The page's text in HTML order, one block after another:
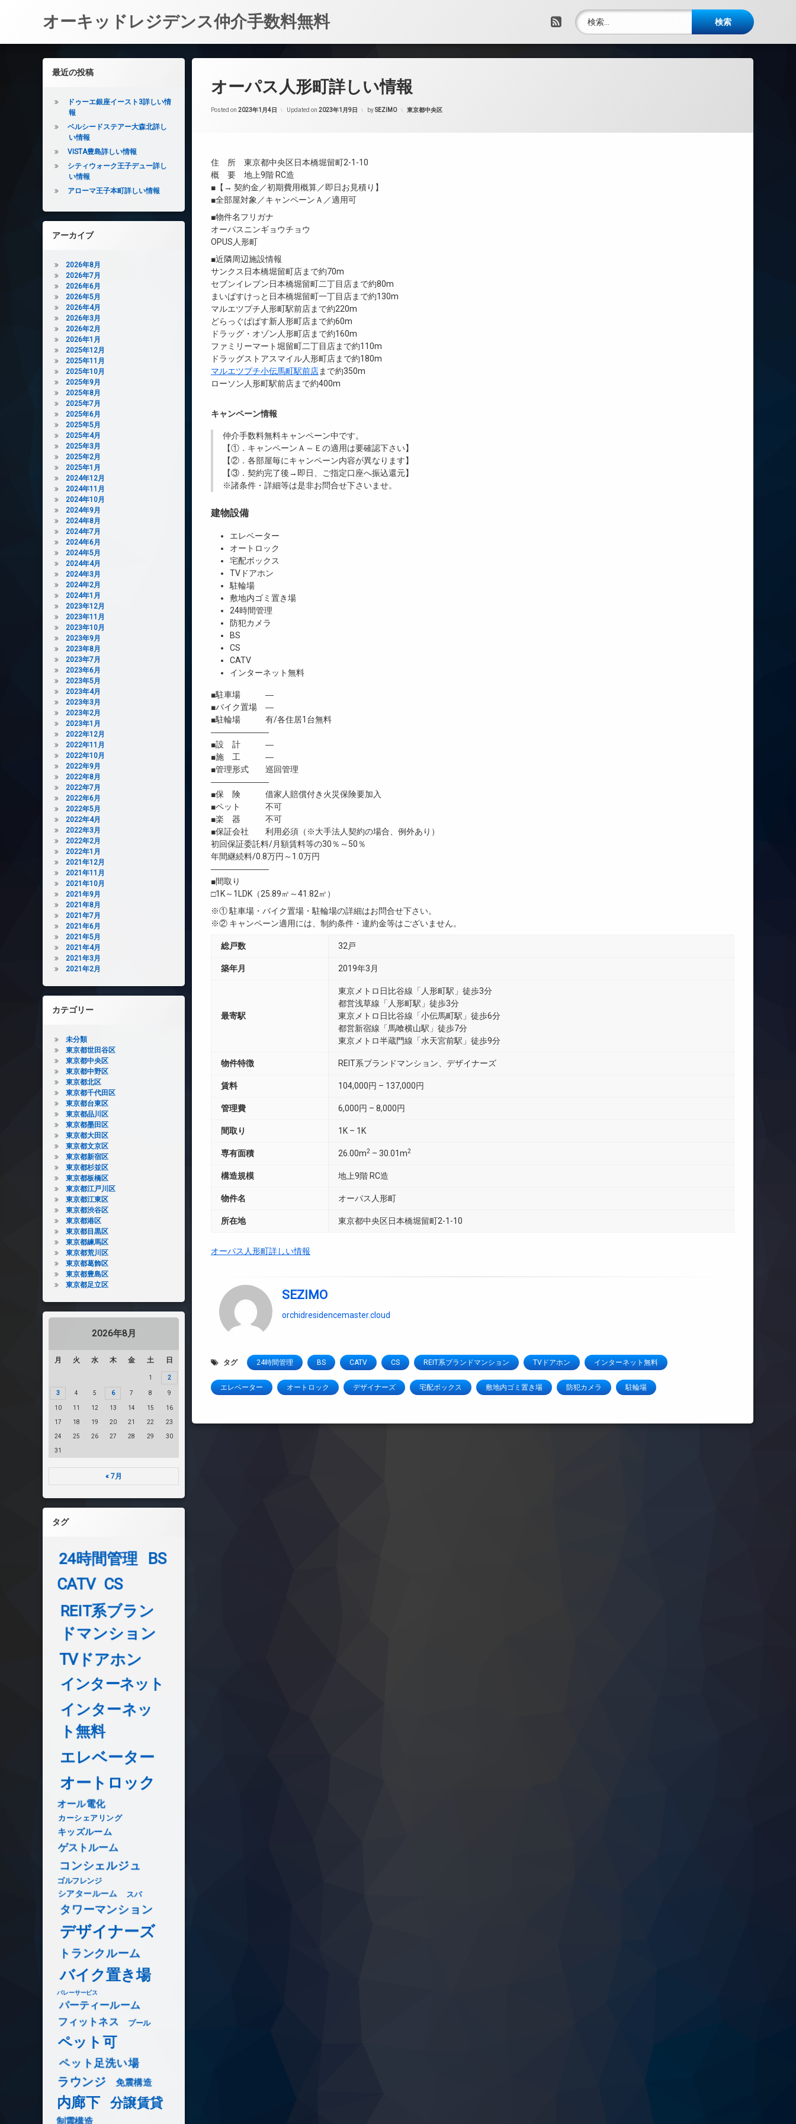
オーキッドレジデンス仲介手数料無料 RSS
検索:
オーパス人形町詳しい情報
Posted on 2023年1月4日 Updated on 2023年1月9日 bySEZIMO カテゴリー:
東京都中央区
住 所 東京都中央区日本橋堀留町2-1-10
概 要 地上9階 RC造
■【→ 契約金／初期費用概算／即日お見積り】
■全部屋対象／キャンペーンＡ／適用可
■物件名フリガナ
オーパスニンギョウチョウ
OPUS人形町
■近隣周辺施設情報
サンクス日本橋堀留町店まで約70m
セブンイレブン日本橋堀留町二丁目店まで約80m
まいばすけっと日本橋堀留町一丁目店まで約130m
マルエツプチ人形町駅前店まで約220m
どらっぐぱぱす新人形町店まで約60m
ドラッグ・オゾン人形町店まで約160m
ファミリーマート堀留町二丁目店まで約110m
ドラッグストアスマイル人形町店まで約180m
マルエツプチ小伝馬町駅前店まで約350m
ローソン人形町駅前店まで約400m
キャンペーン情報
仲介手数料無料キャンペーン中です。
【①．キャンペーンＡ～Ｅの適用は要確認下さい】
【②．各部屋毎にキャンペーン内容が異なります】
【③．契約完了後→即日、ご指定口座へ振込還元】
※諸条件・詳細等は是非お問合せ下さいませ。
建物設備
エレベーター
オートロック
宅配ボックス
TVドアホン
駐輪場
敷地内ゴミ置き場
24時間管理
防犯カメラ
BS
CS
CATV
インターネット無料
■駐車場 ―
■バイク置場 ―
■駐輪場 有/各住居1台無料
―――――――
■設 計 ―
■施 工 ―
■管理形式 巡回管理
―――――――
■保 険 借家人賠償付き火災保険要加入
■ペット 不可
■楽 器 不可
■保証会社 利用必須（※大手法人契約の場合、例外あり）
初回保証委託料/月額賃料等の30％～50％
年間継続料/0.8万円～1.0万円
―――――――
■間取り
□1K～1LDK（25.89㎡～41.82㎡）
※① 駐車場・バイク置場・駐輪場の詳細はお問合せ下さい。
※② キャンペーン適用には、制約条件・違約金等はございません。
総戸数 32戸
築年月 2019年3月
最寄駅
東京メトロ日比谷線「人形町駅」徒歩3分
都営浅草線「人形町駅」徒歩3分
東京メトロ日比谷線「小伝馬町駅」徒歩6分
都営新宿線「馬喰横山駅」徒歩7分
東京メトロ半蔵門線「水天宮前駅」徒歩9分
物件特徴 REIT系ブランドマンション、デザイナーズ
賃料 104,000円 – 137,000円
管理費 6,000円 – 8,000円
間取り 1K – 1K
専有面積 26.00m2 – 30.01m2
構造規模 地上9階 RC造
物件名 オーパス人形町
所在地 東京都中央区日本橋堀留町2-1-10
オーパス人形町詳しい情報
SEZIMO
orchidresidencemaster.cloud
タグ 24時間管理 BS CATV CS REIT系ブランドマンション TVドアホン インターネット無料
エレベーター オートロック デザイナーズ 宅配ボックス 敷地内ゴミ置き場 防犯カメラ 駐輪場
左サイドバー
最近の投稿
ドゥーエ銀座イースト3詳しい情
報
ベルシードステアー大森北詳し
い情報
VISTA豊島詳しい情報
シティウォーク王子デュー詳し
い情報
アローマ王子本町詳しい情報
アーカイブ
2026年8月
2026年7月
2026年6月
2026年5月
2026年4月
2026年3月
2026年2月
2026年1月
2025年12月
2025年11月
2025年10月
2025年9月
2025年8月
2025年7月
2025年6月
2025年5月
2025年4月
2025年3月
2025年2月
2025年1月
2024年12月
2024年11月
2024年10月
2024年9月
2024年8月
2024年7月
2024年6月
2024年5月
2024年4月
2024年3月
2024年2月
2024年1月
2023年12月
2023年11月
2023年10月
2023年9月
2023年8月
2023年7月
2023年6月
2023年5月
2023年4月
2023年3月
2023年2月
2023年1月
2022年12月
2022年11月
2022年10月
2022年9月
2022年8月
2022年7月
2022年6月
2022年5月
2022年4月
2022年3月
2022年2月
2022年1月
2021年12月
2021年11月
2021年10月
2021年9月
2021年8月
2021年7月
2021年6月
2021年5月
2021年4月
2021年3月
2021年2月
カテゴリー
未分類
東京都世田谷区
東京都中央区
東京都中野区
東京都北区
東京都千代田区
東京都台東区
東京都品川区
東京都墨田区
東京都大田区
東京都文京区
東京都新宿区
東京都杉並区
東京都板橋区
東京都江戸川区
東京都江東区
東京都渋谷区
東京都港区
東京都目黒区
東京都練馬区
東京都荒川区
東京都葛飾区
東京都豊島区
東京都足立区
2026年8月
月 火 水 木 金 土 日
1 2
3 4 5 6 7 8 9
10 11 12 13 14 15 16
17 18 19 20 21 22 23
24 25 26 27 28 29 30
31
« 7月
タグ
24時間管理
BS
CATV CS
REIT系ブラン
ドマンション
TVドアホン
インターネット
インターネッ
ト無料
エレベーター
オートロック
オール電化
カーシェアリング
キッズルーム
ゲストルーム
コンシェルジュ
ゴルフレンジ
シアタールーム スパ
タワーマンション
デザイナーズ
トランクルーム
バイク置き場
バレーサービス
パーティールーム
フィットネス プール
ペット可
ペット足洗い場
ラウンジ 免震構造
内廊下 分譲賃貸
制震構造